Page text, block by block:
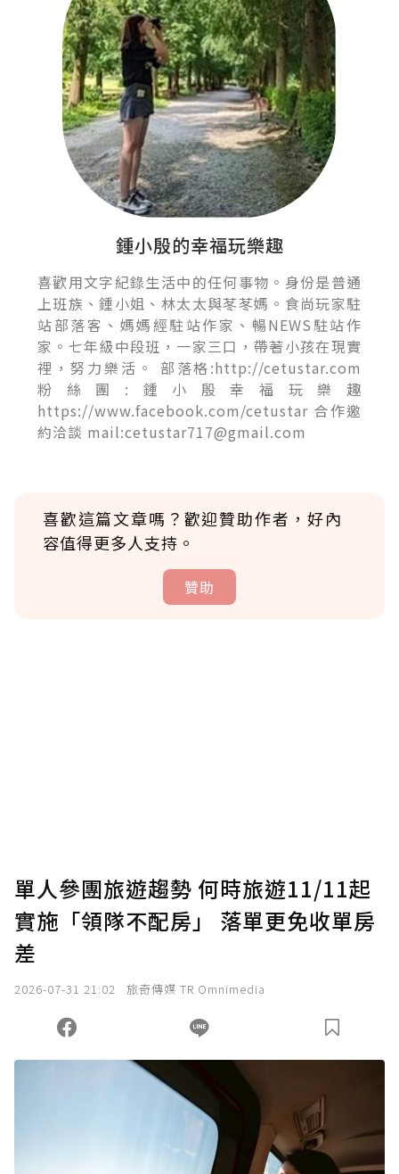
鍾小殷的幸福玩樂趣
喜歡用文字紀錄生活中的任何事物。身份是普通
上班族、鍾小姐、林太太與苳苳媽。食尚玩家駐
站部落客、媽媽經駐站作家、暢NEWS駐站作
家。七年級中段班，一家三口，帶著小孩在現實
裡，努力樂活。 部落格:http://cetustar.com
粉絲團:鍾小殷幸福玩樂趣
https://www.facebook.com/cetustar 合作邀
約洽談 mail:cetustar717@gmail.com
喜歡這篇文章嗎？歡迎贊助作者，好內
容值得更多人支持。
贊助
確認送出
您當前剩餘 U 利點數：0點；前往 購買點數
單人參團旅遊趨勢 何時旅遊11/11起
實施「領隊不配房」 落單更免收單房
差
2026-07-31 21:02 旅奇傳媒 TR Omnimedia